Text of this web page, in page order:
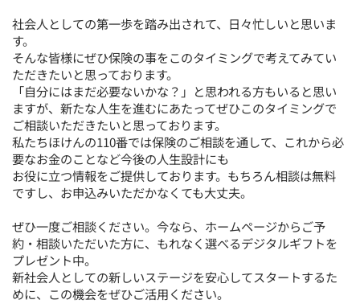
社会人としての第一歩を踏み出されて、日々忙しいと思いま
す。
そんな皆様にぜひ保険の事をこのタイミングで考えてみてい
ただきたいと思っております。
「自分にはまだ必要ないかな？」と思われる方もいると思い
ますが、新たな人生を進むにあたってぜひこのタイミングで
ご相談いただきたいと思っております。
私たちほけんの110番では保険のご相談を通して、これから必
要なお金のことなど今後の人生設計にも
お役に立つ情報をご提供しております。もちろん相談は無料
ですし、お申込みいただかなくても大丈夫。
ぜひ一度ご相談ください。今なら、ホームページからご予
約・相談いただいた方に、もれなく選べるデジタルギフトを
プレゼント中。
新社会人としての新しいステージを安心してスタートするた
めに、この機会をぜひご活用ください。